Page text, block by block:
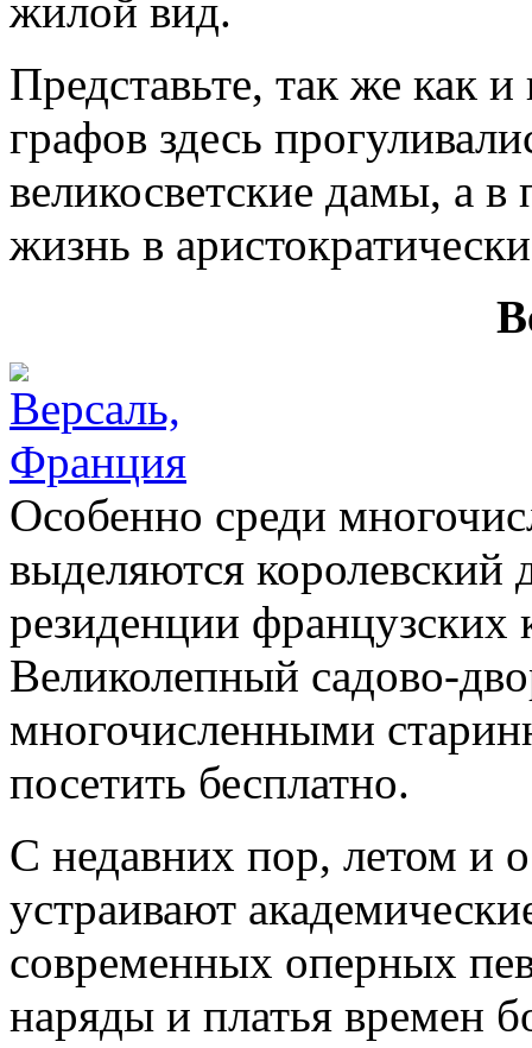
жилой вид.
Представьте, так же как
графов здесь
великосветские дамы, а
жизнь в
Особенно среди
выделяются
резиденции
Великолепный садово-
многочисленными
посетить бесплатно.
С недавних пор, летом и
устраивают
современных оперных
наряды и платья времен